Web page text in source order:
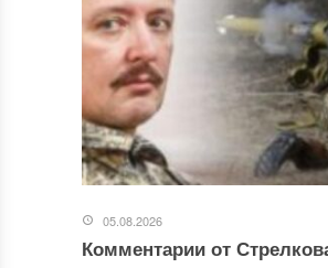
Этот сайт использует Akismet для
Узнайте, как обрабатываются ваши
персональных данных.
05.08.2026
Комментарии от